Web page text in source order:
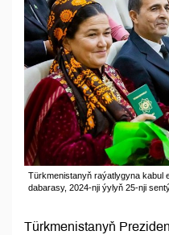
Türkmenistanyň raýatlygyna kabul
dabarasy, 2024-nji ýylyň 25-nji
Türkmenistanyň